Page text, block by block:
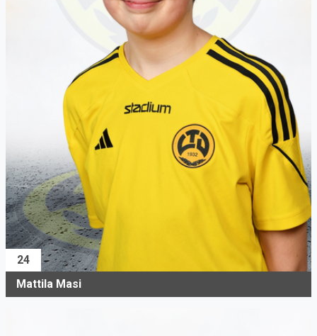
24
Mattila Masi